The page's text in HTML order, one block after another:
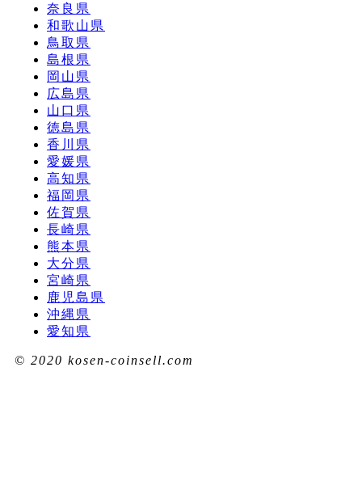
奈良県
和歌山県
鳥取県
島根県
岡山県
広島県
山口県
徳島県
香川県
愛媛県
高知県
福岡県
佐賀県
長崎県
熊本県
大分県
宮崎県
鹿児島県
沖縄県
愛知県
© 2020 kosen-coinsell.com